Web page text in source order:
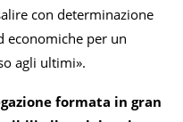
con determinazione
economiche per un
agli ultimi».
formata in gran